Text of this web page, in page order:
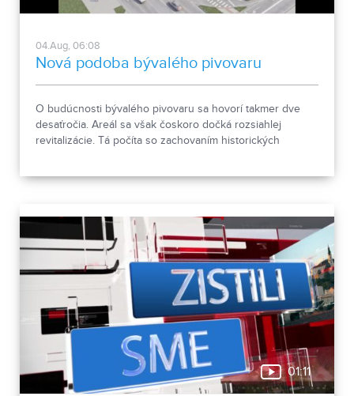
04.Aug, 06:08
Nová podoba bývalého pivovaru
O budúcnosti bývalého pivovaru sa hovorí takmer dve
desaťročia. Areál sa však čoskoro dočká rozsiahlej
revitalizácie. Tá počíta so zachovaním historických
01:11